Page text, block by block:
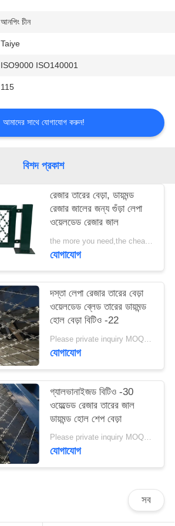
আনপিং চীন
Taiye
ISO9000 ISO140001
115
আমাদের সাথে যোগাযোগ করুন!
বিশদ প্রকাশ
রেজার তারের বেড়া, ডায়মন্ড
রেজার জালের জন্য গুঁড়া লেপা
ওয়েলডেড রেজার জাল
the more you need,the cheaper you get MOQ:200 বর্গমিটার
যোগাযোগ
দস্তা লেপা রেজার তারের বেড়া
ওয়েলডেড ব্লেড তারের ডায়মন্ড
হোল বেড়া বিটিও -22
Please private inquiry MOQ:200 বর্গমিটার
যোগাযোগ
গ্যালভানাইজড বিটিও -30
ওয়েল্ডেড রেজার তারের জাল
ডায়মন্ড হোল শেপ বেড়া
Please private inquiry MOQ:50-rolls
যোগাযোগ
সব